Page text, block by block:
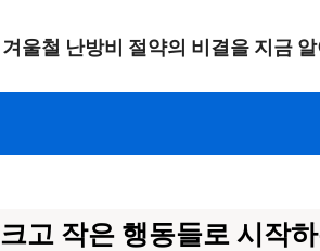
겨울철 난방비 절약의 비결을 지금
크고 작은 행동들로 시작